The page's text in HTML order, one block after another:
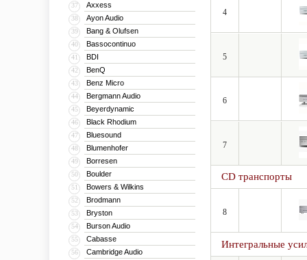
37 Axxess
38 Ayon Audio
39 Bang & Olufsen
40 Bassocontinuo
41 BDI
42 BenQ
43 Benz Micro
44 Bergmann Audio
45 Beyerdynamic
46 Black Rhodium
47 Bluesound
48 Blumenhofer
49 Borresen
50 Boulder
51 Bowers & Wilkins
52 Brodmann
53 Bryston
54 Burson Audio
55 Cabasse
56 Cambridge Audio
4
5
6
7
CD транспорты
8
Интегральные